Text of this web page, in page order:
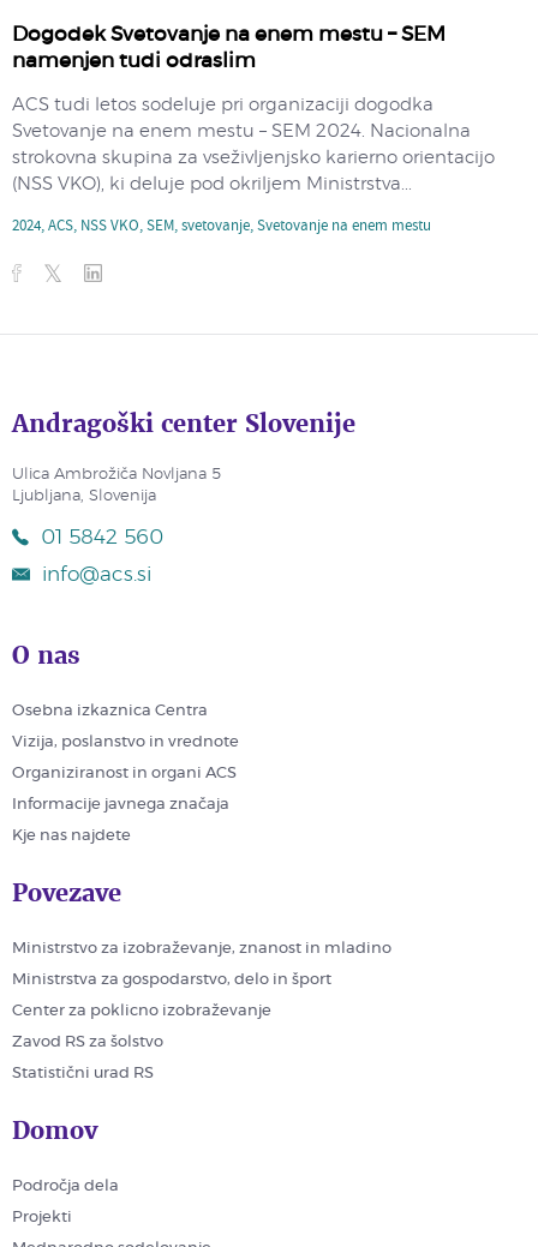
Dogodek Svetovanje na enem mestu – SEM
namenjen tudi odraslim
ACS tudi letos sodeluje pri organizaciji dogodka
Svetovanje na enem mestu – SEM 2024. Nacionalna
strokovna skupina za vseživljenjsko karierno orientacijo
(NSS VKO), ki deluje pod okriljem Ministrstva...
2024,ACS, NSS VKO,SEM,svetovanje,Svetovanje na enem mestu
Andragoški center Slovenije
Ulica Ambrožiča Novljana 5
Ljubljana, Slovenija
01 5842 560
info@acs.si
O nas
Osebna izkaznica Centra
Vizija, poslanstvo in vrednote
Organiziranost in organi ACS
Informacije javnega značaja
Kje nas najdete
Povezave
Ministrstvo za izobraževanje, znanost in mladino
Ministrstva za gospodarstvo, delo in šport
Center za poklicno izobraževanje
Zavod RS za šolstvo
Statistični urad RS
Domov
Področja dela
Projekti